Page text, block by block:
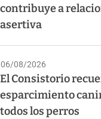
contribuye a
asertiva
06/08/2026
El Consistorio
esparcimiento
todos los perros